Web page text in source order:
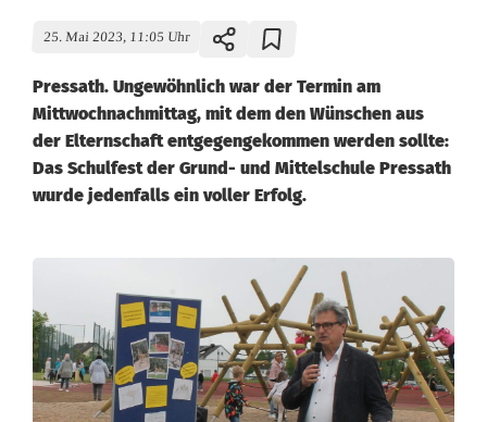
25. Mai 2023, 11:05 Uhr
Pressath. Ungewöhnlich war der Termin am
Mittwochnachmittag, mit dem den Wünschen aus
der Elternschaft entgegengekommen werden sollte:
Das Schulfest der Grund- und Mittelschule Pressath
wurde jedenfalls ein voller Erfolg.
e
u
e